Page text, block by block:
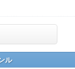
ル